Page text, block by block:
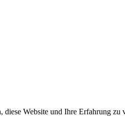
Website und Ihre Erfahrung zu